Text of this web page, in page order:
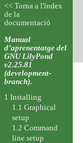
<< Torna a l'índex
de la
documentació
Manual
d’aprenentatge del
GNU LilyPond
v2.25.81
(development-
branch).
1 Installing
1.1 Graphical
setup
1.2 Command
line setup